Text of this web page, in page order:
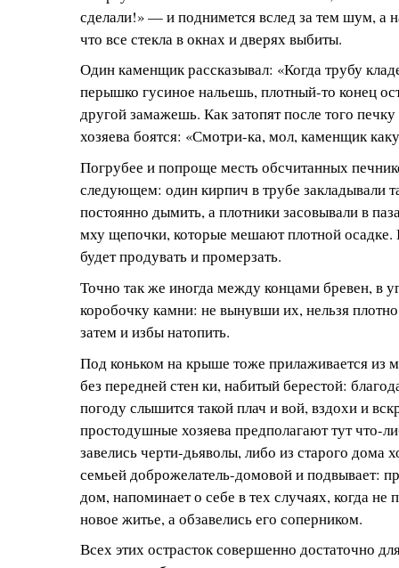
сделали!» — и поднимется вслед за тем шум, а
что все стекла в окнах и дверях выбиты.
Один каменщик рассказывал: «Когда трубу
перышко гусиное нальешь, плотный-то конец
другой замажешь. Как затопят после того
хозяева боятся: «Смотри-ка, мол, каменщик
Погрубее и попроще месть обсчитанных
следующем: один кирпич в трубе закладывали
постоянно дымить, а плотники засовывали в
мху щепочки, которые мешают плотной осадке.
будет продувать и промерзать.
Точно так же иногда между концами бревен, в
коробочку камни: не вынувши их, нельзя
затем и избы натопить.
Под коньком на крыше тоже прилаживается из
без передней стен ки, набитый берестой:
погоду слышится такой плач и вой, вздохи и
простодушные хозяева предполагают тут что-
завелись черти-дьяволы, либо из старого дома
семьей доброжелатель-домовой и подвывает:
дом, напоминает о себе в тех случаях, когда не
новое житье, а обзавелись его соперником.
Всех этих острасток совершенно достаточно